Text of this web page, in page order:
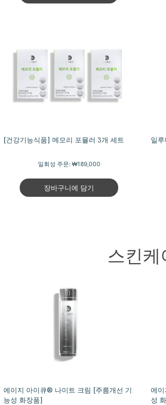
[건강기능식품] 메모리 포뮬러 3개 세트
일회성 주문: ₩189,000
장바구니에 담기
일
스킨케
에이지 아이큐® 나이트 크림 [주름개선 기
능성 화장품]
에
성